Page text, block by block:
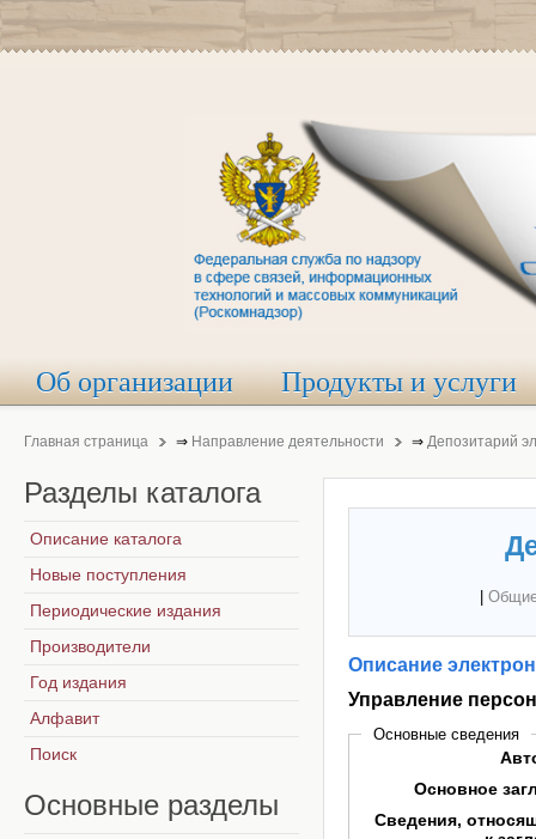
Об организации Продукты и услуги
Главная страница ⇒ Направление деятельности ⇒ Депозитарий
Описание
Управление
Основные сведения
Основное
Сведения,
Разделы каталога
Описание каталога
Новые поступления
Периодические издания
Производители
Год издания
Алфавит
Поиск
Основные разделы